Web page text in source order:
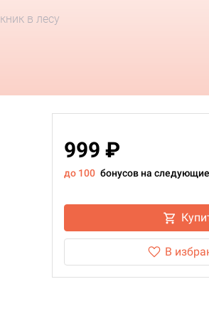
в лесу
999 ₽
до 100 бонусов на
В